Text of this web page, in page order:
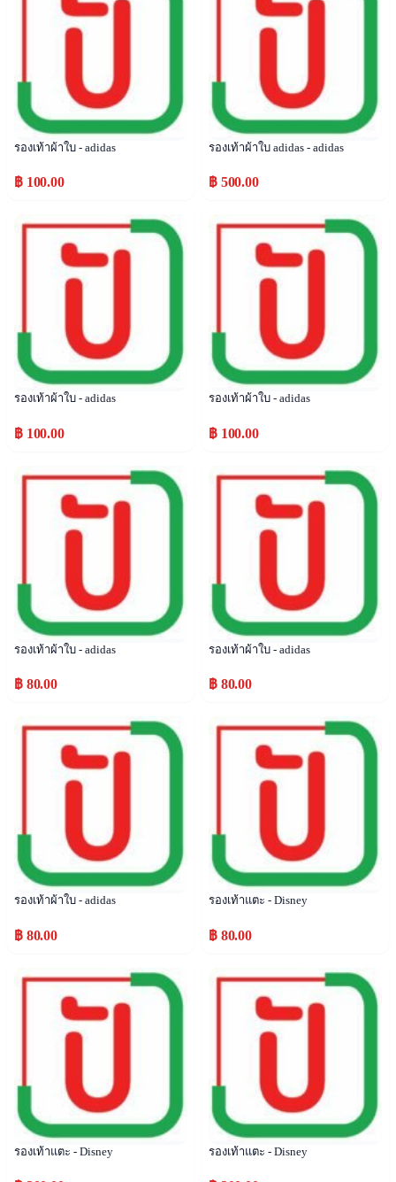
รองเท้าผ้าใบ - adidas
฿ 100.00
รองเท้าผ้าใบ adidas - adidas
฿ 500.00
Popular
รองเท้าผ้าใบ - adidas
฿ 100.00
Popular
รองเท้าผ้าใบ - adidas
฿ 100.00
Popular
รองเท้าผ้าใบ - adidas
฿ 80.00
Popular
รองเท้าผ้าใบ - adidas
฿ 80.00
Popular
รองเท้าผ้าใบ - adidas
฿ 80.00
Popular
รองเท้าแตะ - Disney
฿ 80.00
Popular
รองเท้าแตะ - Disney
Popular
รองเท้าแตะ - Disney